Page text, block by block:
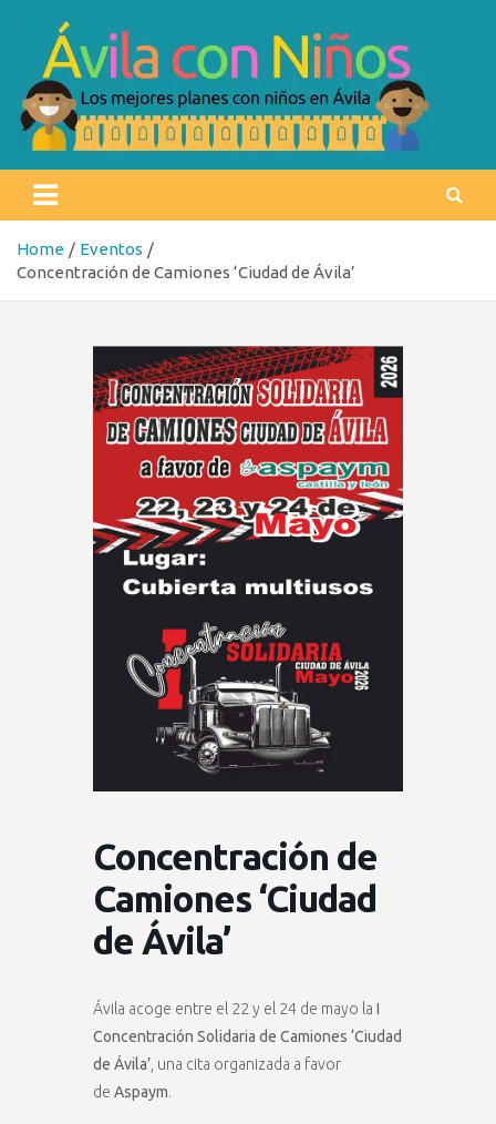
content
Ávila con niños
Home
Eventos
Concentración de Camiones ‘Ciudad de Ávila’
Concentración de
Camiones ‘Ciudad
de Ávila’
Ávila acoge entre el 22 y el 24 de mayo la I
Concentración Solidaria de Camiones ‘Ciudad
de Ávila’, una cita organizada a favor
de Aspaym.